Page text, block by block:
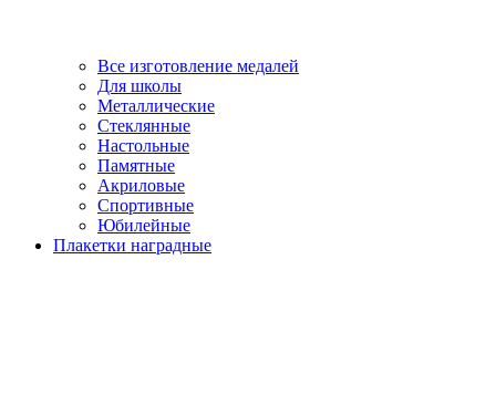
Все изготовление медалей
Для школы
Металлические
Стеклянные
Настольные
Памятные
Акриловые
Спортивные
Юбилейные
Плакетки наградные